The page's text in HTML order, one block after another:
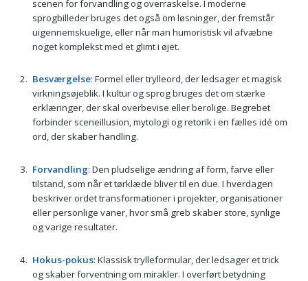
scenen for forvandling og overraskelse. I moderne
sprogbilleder bruges det også om løsninger, der fremstår
uigennemskuelige, eller når man humoristisk vil afvæbne
noget komplekst med et glimt i øjet.
Besværgelse: Formel eller trylleord, der ledsager et magisk
virkningsøjeblik. I kultur og sprog bruges det om stærke
erklæringer, der skal overbevise eller berolige. Begrebet
forbinder sceneillusion, mytologi og retorik i en fælles idé om
ord, der skaber handling.
Forvandling: Den pludselige ændring af form, farve eller
tilstand, som når et tørklæde bliver til en due. I hverdagen
beskriver ordet transformationer i projekter, organisationer
eller personlige vaner, hvor små greb skaber store, synlige
og varige resultater.
Hokus-pokus: Klassisk trylleformular, der ledsager et trick
og skaber forventning om mirakler. I overført betydning